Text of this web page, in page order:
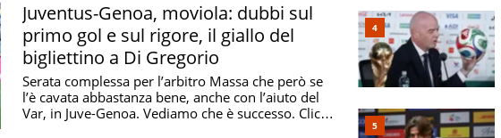
trofei ha vinto
(l'ultimo nel 1923-24)
Juventus-Genoa, moviola: dubbi sul
primo gol e sul rigore, il giallo del
bigliettino a Di Gregorio
Serata complessa per l’arbitro Massa che però se
l’è cavata abbastanza bene, anche con l’aiuto del
Var, in Juve-Genoa. Vediamo che è successo. Clicca